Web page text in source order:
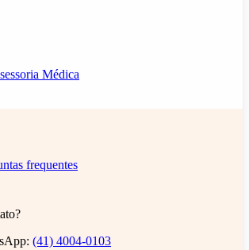
Médica
frequentes
(41) 4004-0103